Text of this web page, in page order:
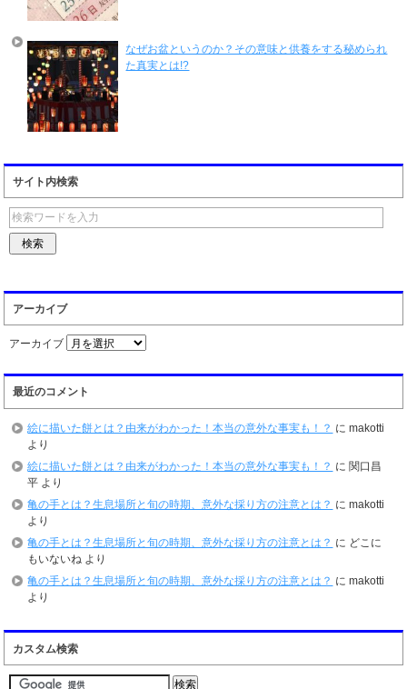
なぜお盆というのか？その意味と供養をする秘められ
た真実とは!?
サイト内検索
アーカイブ
アーカイブ
最近のコメント
絵に描いた餅とは？由来がわかった！本当の意外な事実も！？ にmakotti
より
絵に描いた餅とは？由来がわかった！本当の意外な事実も！？ に 関口昌
平 より
亀の手とは？生息場所と旬の時期、意外な採り方の注意とは？ にmakotti
より
亀の手とは？生息場所と旬の時期、意外な採り方の注意とは？ に どこに
もいないね より
亀の手とは？生息場所と旬の時期、意外な採り方の注意とは？ にmakotti
より
カスタム検索